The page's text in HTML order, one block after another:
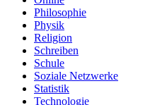
Philosophie
Physik
Religion
Schreiben
Schule
Soziale Netzwerke
Statistik
Technologie